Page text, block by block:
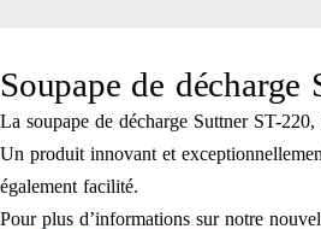
Soupape de décharge
La soupape de décharge Suttner ST-
Un produit innovant et
également facilité.
Pour plus d’informations sur notre